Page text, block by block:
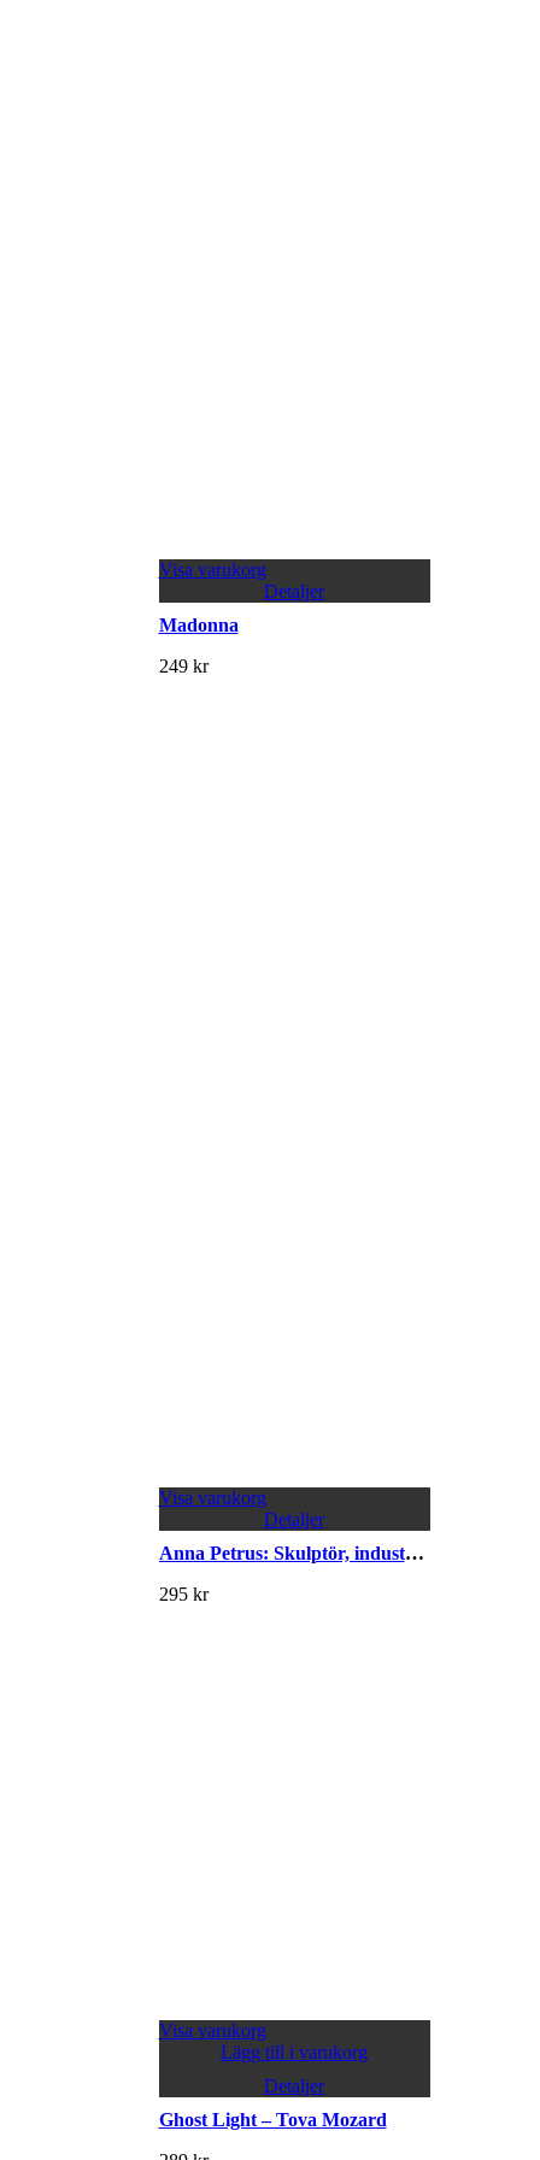
Visa varukorg
Detaljer
Madonna
249 kr
Visa varukorg
Detaljer
Anna Petrus: Skulptör, industrikonstnär och pionjär
295 kr
Visa varukorg
Lägg till i varukorg
Detaljer
Ghost Light – Tova Mozard